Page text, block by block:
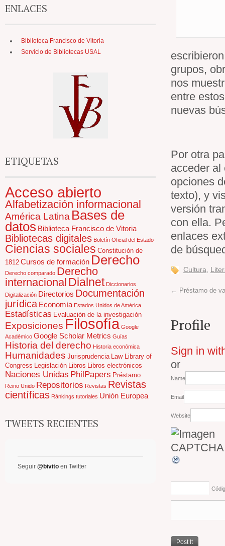
grupos,
nos
entre
nuevas
Por otra
acceder al
opciones
texto), y
versión
con ella.
enlaces
de
Cultura,
← Préstamo de
Profile
Sign in
or
Name
Email
Website
ENLACES
Biblioteca Francisco de Vitoria
Servicio de Bibliotecas USAL
ETIQUETAS
Acceso abierto
Alfabetización informacional
América Latina Bases de
datos Biblioteca Francisco de Vitoria
Bibliotecas digitales Boletín Oficial del Estado
Ciencias sociales Constitución de
1812 Cursos de formación Derecho
Derecho comparado Derecho
internacional Dialnet Diccionarios
Digitalización Directorios Documentación
jurídica Economía Estados Unidos de América
Estadísticas Evaluación de la investigación
Exposiciones Filosofía Google
Académico Google Scholar Metrics Guías
Historia del derecho Historia económica
Humanidades Jurisprudencia Law Library of
Congress Legislación Libros Libros electrónicos
Naciones Unidas PhilPapers Préstamo
Reino Unido Repositorios Revistas Revistas
científicas Ránkings tutoriales Unión Europea
TWEETS RECIENTES
Seguir @bivito en Twitter